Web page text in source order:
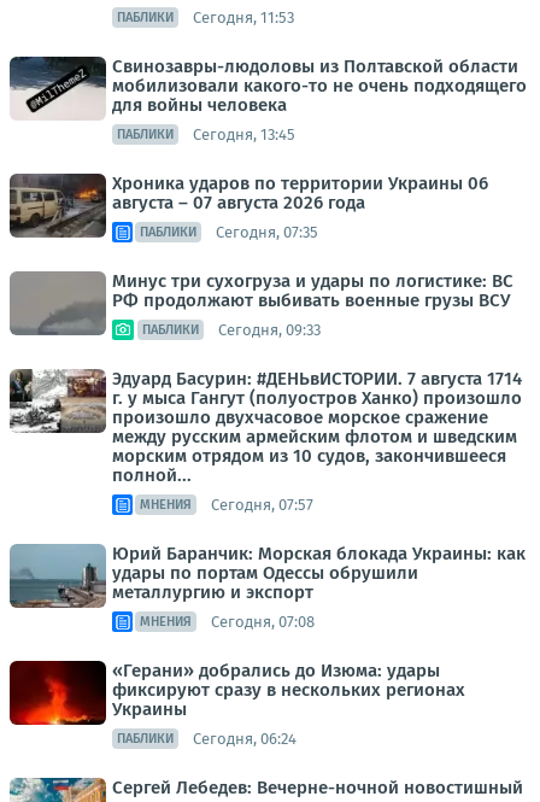
ПАБЛИКИ Сегодня, 11:53
Свинозавры-людоловы из Полтавской области
мобилизовали какого-то не очень подходящего
для войны человека
ПАБЛИКИ Сегодня, 13:45
Хроника ударов по территории Украины 06
августа – 07 августа 2026 года
ПАБЛИКИ Сегодня, 07:35
Минус три сухогруза и удары по логистике: ВС
РФ продолжают выбивать военные грузы ВСУ
ПАБЛИКИ Сегодня, 09:33
Эдуард Басурин: #ДЕНЬвИСТОРИИ. 7 августа 1714
г. у мыса Гангут (полуостров Ханко) произошло
произошло двухчасовое морское сражение
между русским армейским флотом и шведским
морским отрядом из 10 судов, закончившееся
полной...
МНЕНИЯ Сегодня, 07:57
Юрий Баранчик: Морская блокада Украины: как
удары по портам Одессы обрушили
металлургию и экспорт
МНЕНИЯ Сегодня, 07:08
«Герани» добрались до Изюма: удары
фиксируют сразу в нескольких регионах
Украины
ПАБЛИКИ Сегодня, 06:24
Сергей Лебедев: Вечерне-ночной новостишный